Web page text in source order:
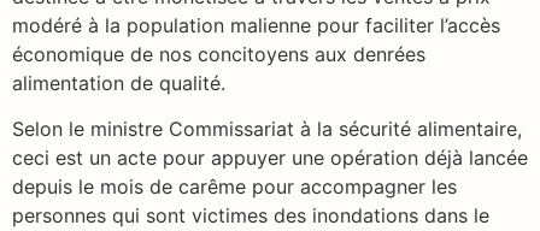
modéré à la population malienne pour faciliter l’accès
économique de nos concitoyens aux denrées
alimentation de qualité.
Selon le ministre Commissariat à la sécurité alimentaire,
ceci est un acte pour appuyer une opération déjà lancée
depuis le mois de carême pour accompagner les
personnes qui sont victimes des inondations dans le